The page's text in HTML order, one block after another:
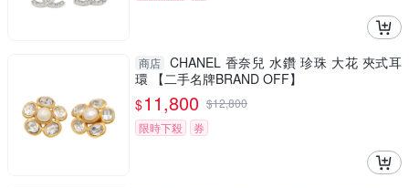
商店 CHANEL 香奈兒 水鑽 珍珠 大花 夾式耳
環 【二手名牌BRAND OFF】
$11,800 $12,800
限時下殺
券